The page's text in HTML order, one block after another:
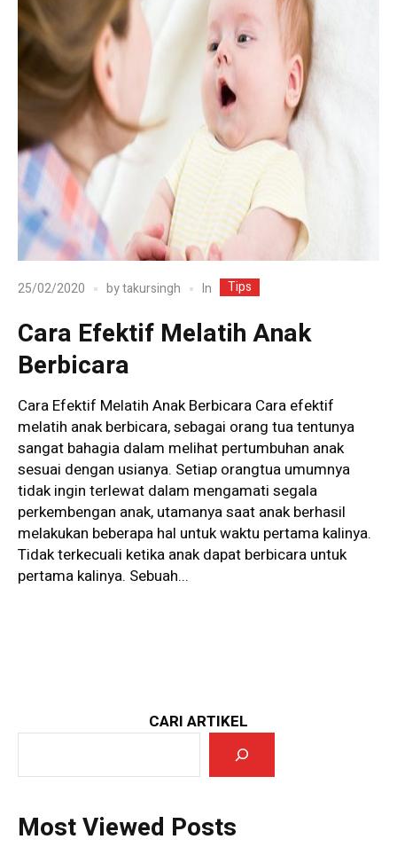
25/02/2020 bytakursingh In Tips
Cara Efektif Melatih Anak
Berbicara
Cara Efektif Melatih Anak Berbicara Cara efektif
melatih anak berbicara, sebagai orang tua tentunya
sangat bahagia dalam melihat pertumbuhan anak
sesuai dengan usianya. Setiap orangtua umumnya
tidak ingin terlewat dalam mengamati segala
perkembengan anak, utamanya saat anak berhasil
melakukan beberapa hal untuk waktu pertama kalinya.
Tidak terkecuali ketika anak dapat berbicara untuk
pertama kalinya. Sebuah...
CARI ARTIKEL
Most Viewed Posts